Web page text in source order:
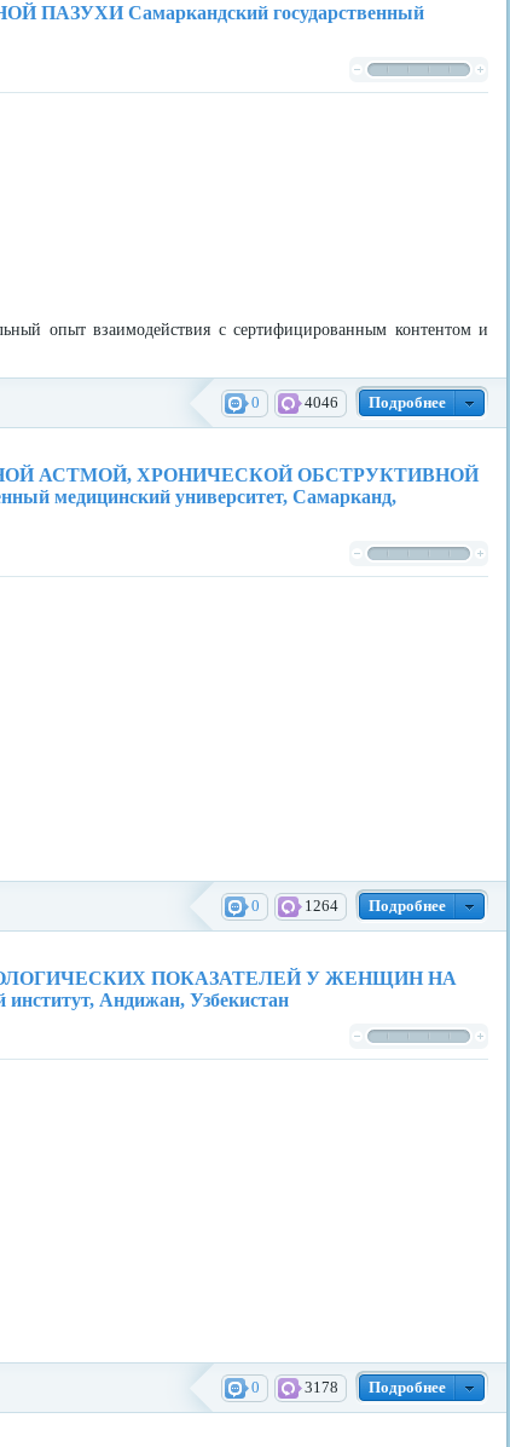
Самаркандский государственный
опыт взаимодействия с сертифицированным контентом и
Подробнее
4046
0
АСТМОЙ, ХРОНИЧЕСКОЙ ОБСТРУКТИВНОЙ
медицинский университет, Самарканд,
Подробнее
1264
0
ПОКАЗАТЕЛЕЙ У ЖЕНЩИН НА
Андижан, Узбекистан
Подробнее
3178
0